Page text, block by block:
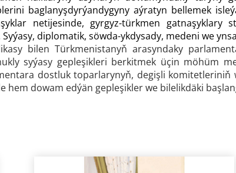
baglanyşdyrýandygyny aýratyn bellemek
netijesinde, gyrgyz-türkmen
diplomatik, söwda-ykdysady, medeni we
bilen Türkmenistanyň arasyndaky
syýasy gepleşikleri berkitmek üçin möhüm
dostluk toparlarynyň, degişli komitetleriniň
hem dowam edýän gepleşikler we bilelikdäki